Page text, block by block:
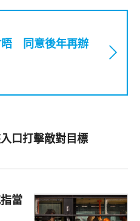
晤 同意後年再辦
口打擊敵對目標
當